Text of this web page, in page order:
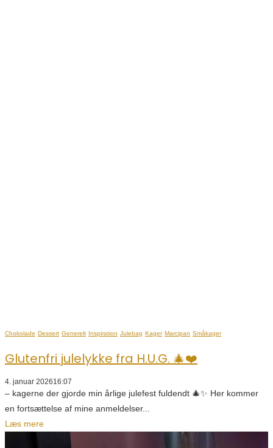
Chokolade Dessert Generelt Inspiration Julebag Kager Marcipan Småkager
Glutenfri julelykke fra H.U.G. 🎄❤️
4. januar 202616:07
– kagerne der gjorde min årlige julefest fuldendt 🎄✨ Her kommer
en fortsættelse af mine anmeldelser...
Læs mere